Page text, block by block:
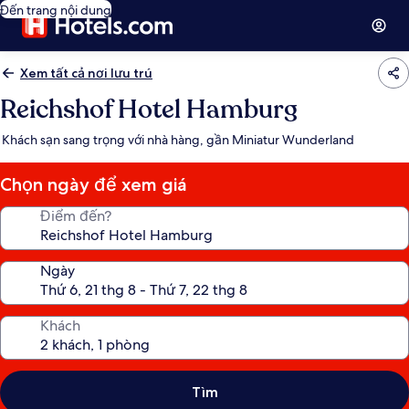
Đến trang nội dung
Xem tất cả nơi lưu trú
Reichshof Hotel Hamburg
Khách sạn sang trọng với nhà hàng, gần Miniatur Wunderland
Chọn ngày để xem giá
Điểm đến?
Ngày
Khách
Tìm